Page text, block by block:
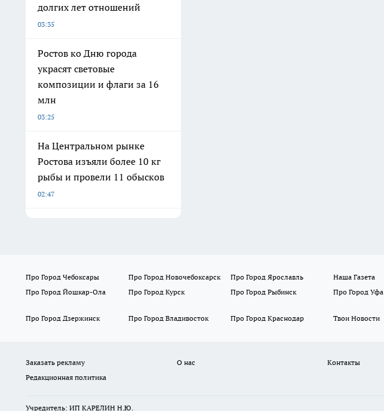
долгих лет отношений
03:35
Ростов ко Дню города
украсят световые
композиции и флаги за 16
млн
03:25
На Центральном рынке
Ростова изъяли более 10 кг
рыбы и провели 11 обысков
02:47
Про Город Чебоксары Про Город Новочебоксарск Про Город Ярославль Наша Газета
Про Город Йошкар-Ола
Про Город Курск Про Город Рыбинск Про Город Уфа
Про Город Дзержинск
Про Город Владивосток Про Город Краснодар Твои Новости
Заказать рекламу О нас
Контакты
Редакционная политика
Учредитель: ИП КАРЕЛИН Н.Ю.